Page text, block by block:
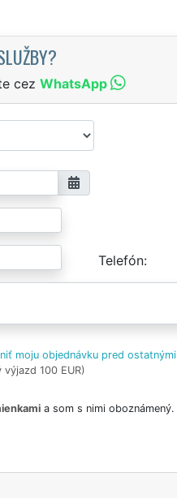
cez WhatsApp
Telefón
moju objednávku pred ostatnými
100 EUR)
a som s nimi oboznámený.